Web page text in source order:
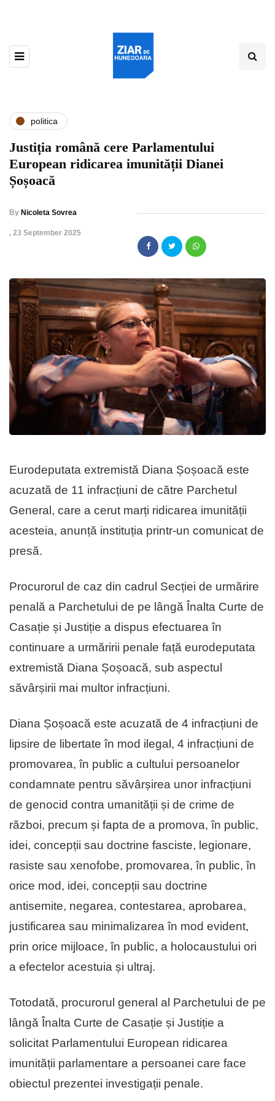
politica
Justiția română cere Parlamentului
European ridicarea imunității Dianei
Șoșoacă
By Nicoleta Sovrea
, 23 September 2025
Eurodeputata extremistă Diana Șoșoacă este
acuzată de 11 infracțiuni de către Parchetul
General, care a cerut marți ridicarea imunității
acesteia, anunță instituția printr-un comunicat de
presă.
Procurorul de caz din cadrul Secției de urmărire
penală a Parchetului de pe lângă Înalta Curte de
Casație și Justiție a dispus efectuarea în
continuare a urmăririi penale față eurodeputata
extremistă Diana Șoșoacă, sub aspectul
săvârșirii mai multor infracțiuni.
Diana Șoșoacă este acuzată de 4 infracțiuni de
lipsire de libertate în mod ilegal, 4 infracțiuni de
promovarea, în public a cultului persoanelor
condamnate pentru săvârșirea unor infracțiuni
de genocid contra umanității și de crime de
război, precum și fapta de a promova, în public,
idei, concepții sau doctrine fasciste, legionare,
rasiste sau xenofobe, promovarea, în public, în
orice mod, idei, concepții sau doctrine
antisemite, negarea, contestarea, aprobarea,
justificarea sau minimalizarea în mod evident,
prin orice mijloace, în public, a holocaustului ori
a efectelor acestuia și ultraj.
Totodată, procurorul general al Parchetului de pe
lângă Înalta Curte de Casație și Justiție a
solicitat Parlamentului European ridicarea
imunității parlamentare a persoanei care face
obiectul prezentei investigații penale.